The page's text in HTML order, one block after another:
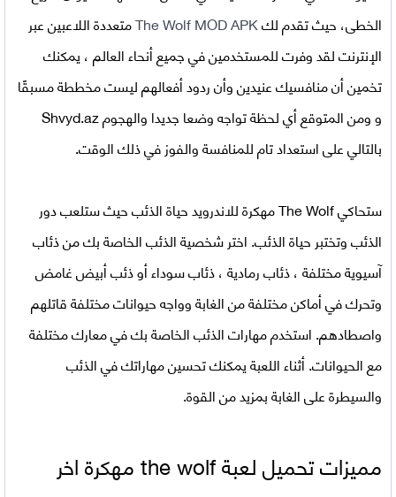
الخطى، حيث تقدم لكThe Wolf MOD APKمتعددة اللاعبين عبر
الإنترنت لقد وفرت للمستخدمين في جميع أنحاء العالم ، يمكنك
تخمين أن منافسيك عنيدين وأن ردود أفعالهم ليست مخططة مسبقًا
و ومن المتوقع أي لحظة تواجه وضعا جديدا والهجوم Shvyd.az
بالتالي على استعداد تام للمنافسة والفوز في ذلك الوقت.
ستحاكيThe Wolf مهكرة للاندرويد
حياة الذئب حيث ستلعب دور
الذئب وتختبر حياة الذئب. اختر شخصية الذئب الخاصة بك من ذئاب
آسيوية مختلفة ، ذئاب رمادية ، ذئاب سوداء أو ذئب أبيض غامض
وتحرك في أماكن مختلفة من الغابة وواجه حيوانات مختلفة قاتلهم
واصطادهم. استخدم مهارات الذئب الخاصة بك في معارك مختلفة
مع الحيوانات. أثناء اللعبة يمكنك تحسين مهاراتك في الذئب
والسيطرة على الغابة بمزيد من القوة.
مميزات تحميل لعبة the wolf مهكرة
اخر